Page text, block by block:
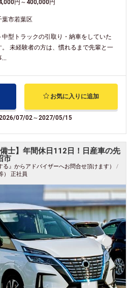
円～400,000円
葉市若葉区
中型トラックの引取り・納車をしていた
。 未経験者の方は、慣れるまで先輩と一
...
お気に入りに追加
07/02～2027/05/15
士】年間休日112日！日産車の先
市
る』からアドバイザーへお問合せ頂けます） /
） 正社員